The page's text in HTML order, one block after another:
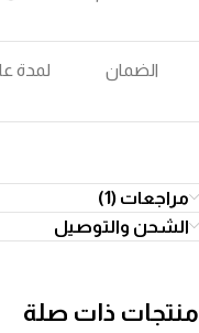
الضمان لمدة
مراجعات (1)
الشحن والتوصيل
منتجات ذات صلة